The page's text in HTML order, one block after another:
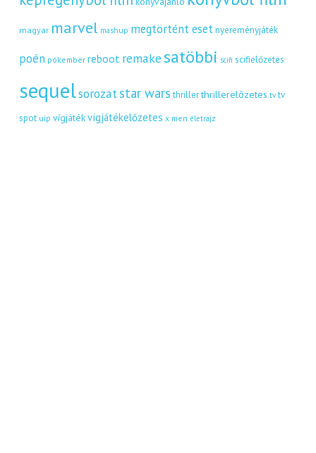
magyar marvel mashup megtörtént eset nyereményjáték
poén pókember reboot remakesatöbbi scifi scifielőzetes
sequelsorozatstar wars thriller thrillerelőzetes tv tv
spot uip vígjátékvígjátékelőzetes x men életrajz